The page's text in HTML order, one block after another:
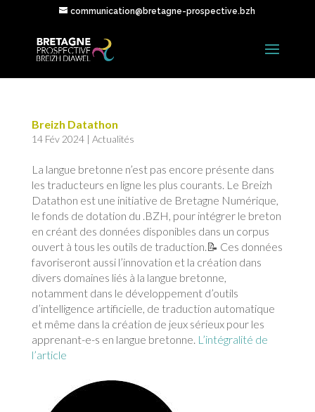
communication@bretagne-prospective.bzh
Breizh Datathon
14 Fév 2024| Actualités
La langue bretonne n’est pas encore présente dans
les traducteurs en ligne les plus courants. Le Breizh
Datathon est une initiative de Bretagne Numérique,
le fonds de dotation du .BZH, pour intégrer le breton
en créant des données disponibles dans un corpus
ouvert à tous les outils de traduction.📝 Ces données
favoriseront aussi l’innovation et la création dans
divers domaines liés à la langue bretonne,
notamment dans le développement d’outils
d’intelligence artificielle, de traduction automatique
et même dans la création de jeux sérieux pour les
apprenant-e-s en langue bretonne. L’intégralité de
l’article